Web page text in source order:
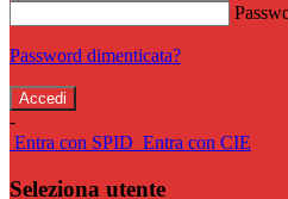
Password dimenticata?
-
Entra con SPID Entra con CIE
Seleziona utente